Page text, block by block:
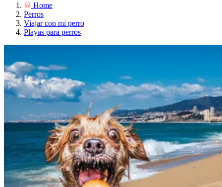
Home
Perros
Viajar con mi perro
Playas para perros